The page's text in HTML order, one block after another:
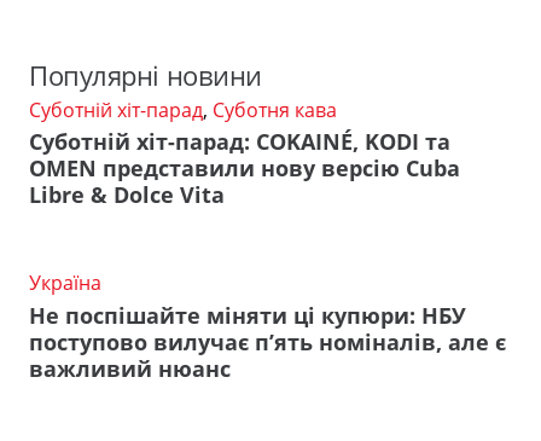
Популярні новини
Суботній хіт-парад, Суботня кава
Суботній хіт-парад: COKAINÉ, KODI та
OMEN представили нову версію Cuba
Libre & Dolce Vita
Україна
Не поспішайте міняти ці купюри: НБУ
поступово вилучає п’ять номіналів, але є
важливий нюанс